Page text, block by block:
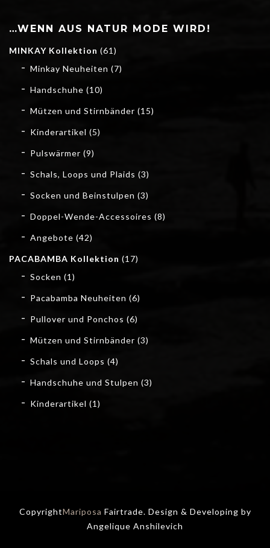
…WENN AUS NATUR MODE WIRD!
MINKAY Kollektion (61)
Minkay Neuheiten (7)
Handschuhe (10)
Mützen und Stirnbänder (15)
Kinderartikel (5)
Pulswärmer (9)
Schals, Loops und Plaids (3)
Socken und Beinstulpen (3)
Doppel-Wende-Accessoires (8)
Angebote (42)
PACABAMBA Kollektion (17)
Socken (1)
Pacabamba Neuheiten (6)
Pullover und Ponchos (6)
Mützen und Stirnbänder (3)
Schals und Loops (4)
Handschuhe und Stulpen (3)
Kinderartikel (1)
CopyrightMariposa Fairtrade. Design & Developing by
Angelique Anshilevich